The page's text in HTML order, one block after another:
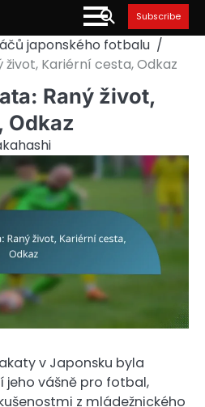
Subscribe
japonského fotbalu
život, Kariérní cesta, Odkaz
Raný život,
Odkaz
v Japonsku byla
vášně pro fotbal,
z mládežnického